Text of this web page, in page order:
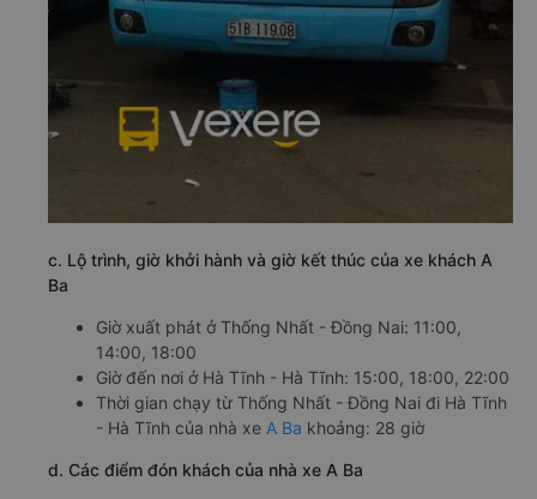
c. Lộ trình, giờ khởi hành và giờ kết thúc của xe khách A
Ba
Giờ xuất phát ở Thống Nhất - Đồng Nai: 11:00,
14:00, 18:00
Giờ đến nơi ở Hà Tĩnh - Hà Tĩnh: 15:00, 18:00, 22:00
Thời gian chạy từ Thống Nhất - Đồng Nai đi Hà Tĩnh
- Hà Tĩnh của nhà xe A Ba khoảng: 28 giờ
d. Các điểm đón khách của nhà xe A Ba